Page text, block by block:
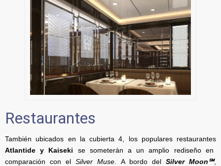
Restaurantes
También ubicados en la cubierta 4, los populares restaurantes
Atlantide y Kaiseki se someterán a un amplio rediseño en
comparación con elSilver Muse . A bordo del Silver Moon℠,